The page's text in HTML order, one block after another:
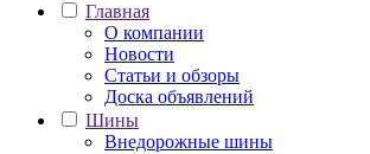
Главная
О компании
Новости
Статьи и обзоры
Доска объявлений
Шины
Внедорожные шины